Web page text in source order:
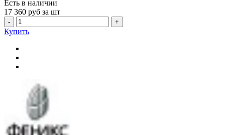
Есть в наличии
17 360 руб за шт
- +
Купить